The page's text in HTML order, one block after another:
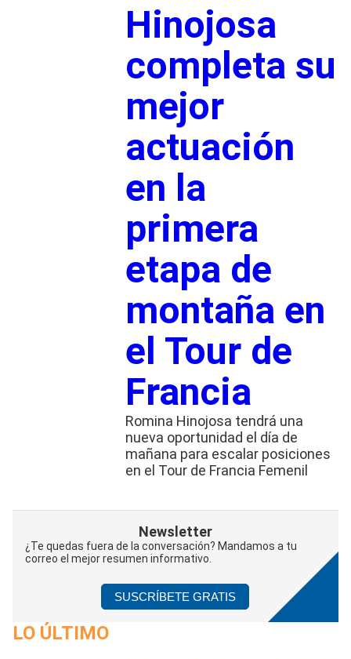
Hinojosa
completa su
mejor
actuación
en la
primera
etapa de
montaña en
el Tour de
Francia
Romina Hinojosa tendrá una
nueva oportunidad el día de
mañana para escalar posiciones
en el Tour de Francia Femenil
Newsletter
¿Te quedas fuera de la conversación? Mandamos a tu
correo el mejor resumen informativo.
SUSCRÍBETE GRATIS
LO ÚLTIMO